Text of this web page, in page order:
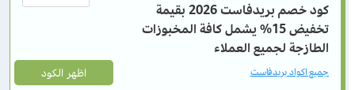
كود خصم بريدفاست 2026 بقيمة
تخفيض 15% يشمل كافة المخبوزات
الطازجة لجميع العملاء
اظهر الكود جميع اكواد بريدفاست